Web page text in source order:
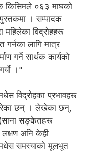
किसिमले ०६३ माघको
। सम्पादक
महिलेका विद्रोहहरू
गर्नका लागि मात्र
गर्ने सार्थक कार्यको
।"
विद्रोहका प्रभावहरू
छन् । लेखेका छन्,
सङ्केतहरू
लक्षण अनि केही
मधेस समस्याको मूलभूत